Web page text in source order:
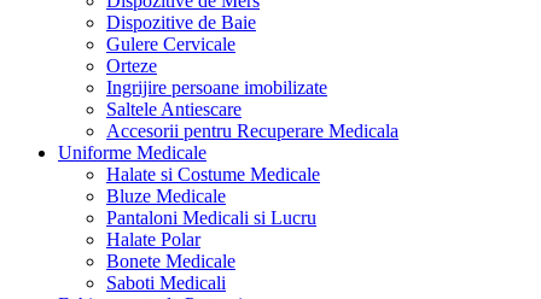
Dispozitive de Baie
Gulere Cervicale
Orteze
Ingrijire persoane imobilizate
Saltele Antiescare
Accesorii pentru Recuperare Medicala
Uniforme Medicale
Halate si Costume Medicale
Bluze Medicale
Pantaloni Medicali si Lucru
Halate Polar
Bonete Medicale
Saboti Medicali